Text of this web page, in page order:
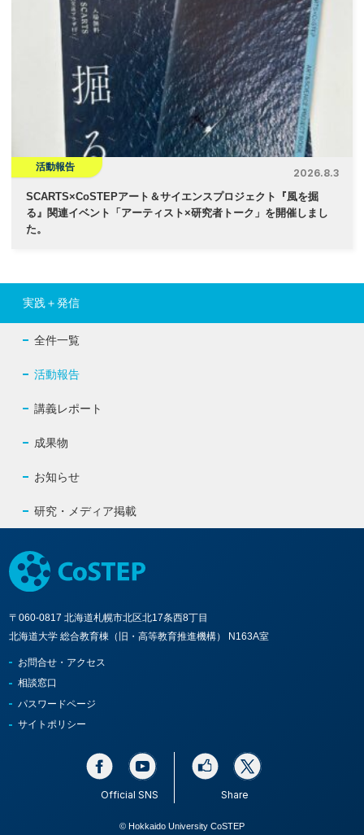
活動報告
2026.8.3
SCARTS×CoSTEPアート＆サイエンスプロジェクト『風を掘
る』関連イベント「アーティスト×研究者トーク」を開催しまし
た。
実践＋発信
全件一覧
活動報告
講義レポート
成果物
お知らせ
研究・メディア掲載
〒060-0817 北海道札幌市北区北17条西8丁目
北海道大学 総合教育棟（旧・高等教育推進機構） N163A室
お問合せ・アクセス
相談窓口
パスワードページ
サイトポリシー
Official SNS Share
© Hokkaido University CoSTEP